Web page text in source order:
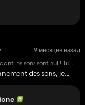
9 месяцев назад
les sons sont nul ! Tu
F12 et le mod sera
des sons, je